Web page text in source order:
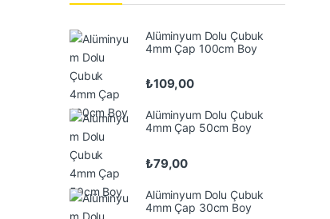
Alüminyum Dolu Çubuk
4mm Çap 100cm Boy
₺109,00
Alüminyum Dolu Çubuk
4mm Çap 50cm Boy
₺79,00
Alüminyum Dolu Çubuk
4mm Çap 30cm Boy